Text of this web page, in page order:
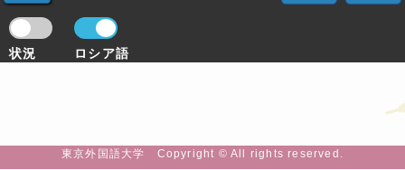
状況 ロシア語
東京外国語大学 Copyright © All rights reserved.